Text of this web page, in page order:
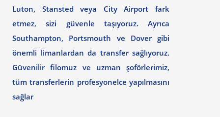
Luton, Stansted veya City Airport fark
etmez, sizi güvenle taşıyoruz. Ayrıca
Southampton, Portsmouth ve Dover gibi
önemli limanlardan da transfer sağlıyoruz.
Güvenilir filomuz ve uzman şoförlerimiz,
tüm transferlerin profesyonelce yapılmasını
sağlar